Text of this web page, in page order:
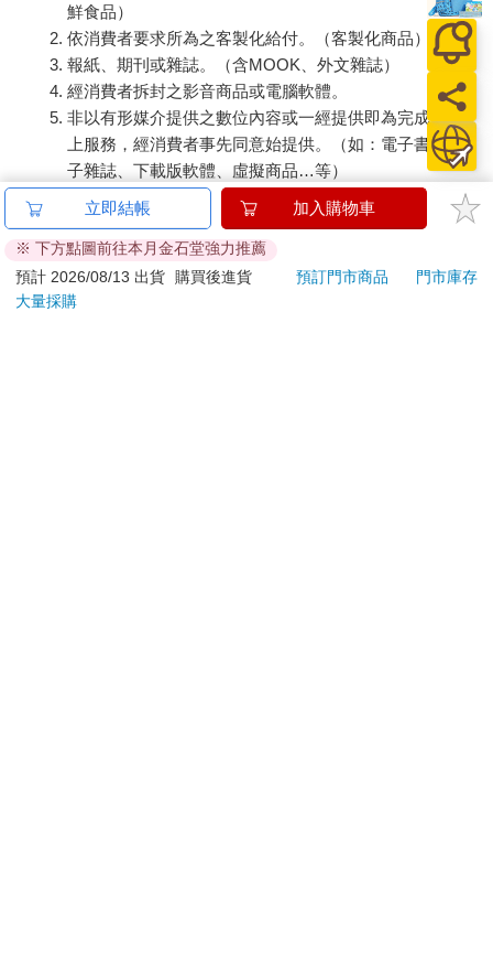
鮮食品）
依消費者要求所為之客製化給付。（客製化商品）
報紙、期刊或雜誌。（含MOOK、外文雜誌）
經消費者拆封之影音商品或電腦軟體。
非以有形媒介提供之數位內容或一經提供即為完成之線
上服務，經消費者事先同意始提供。（如：電子書、電
子雜誌、下載版軟體、虛擬商品…等）
已拆封之個人衛生用品。（如：內衣褲、刮鬍刀、除毛
若非上列種類商品，均享有到貨7天的猶豫期（含例假
日）。
辦理退換貨時，商品（組合商品恕無法接受單獨退貨）必須
立即結帳 加入購物車
※ 下方點圖前往本月金石堂強力推薦
預計 2026/08/13 出貨
購買後進貨 預訂門市商品
門市庫存
大量採購